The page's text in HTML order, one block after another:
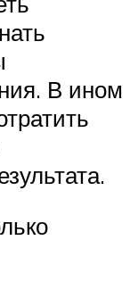
В ином